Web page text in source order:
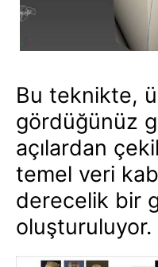
Bu teknikte,
gördüğünüz
açılardan
temel veri
derecelik bir
oluşturuluyor.